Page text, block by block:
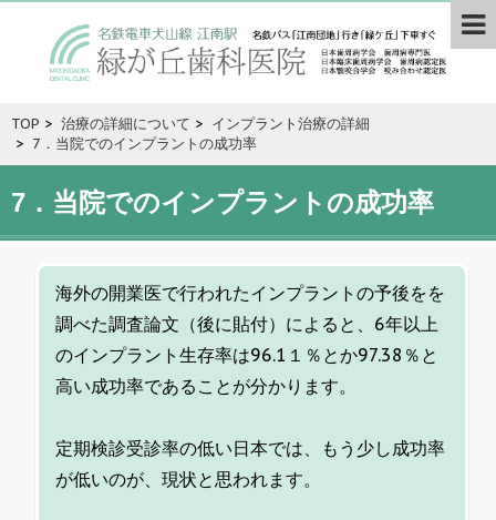
TOP > 治療の詳細について > インプラント治療の詳細
> 7．当院でのインプラントの成功率
7．当院でのインプラントの成功率
海外の開業医で行われたインプラントの予後をを
調べた調査論文（後に貼付）によると、6年以上
のインプラント生存率は96.1１％とか97.38％と
高い成功率であることが分かります。
定期検診受診率の低い日本では、もう少し成功率
が低いのが、現状と思われます。